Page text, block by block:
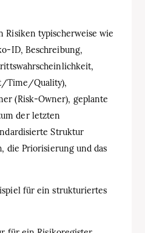
Risiken typischerweise wie
ID, Beschreibung,
Time/Quality),
(Risk-Owner), geplante
der letzten
Struktur
die Priorisierung und das
für ein strukturiertes